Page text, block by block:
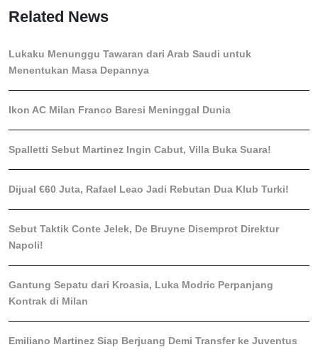
Related News
Lukaku Menunggu Tawaran dari Arab Saudi untuk
Menentukan Masa Depannya
Ikon AC Milan Franco Baresi Meninggal Dunia
Spalletti Sebut Martinez Ingin Cabut, Villa Buka Suara!
Dijual €60 Juta, Rafael Leao Jadi Rebutan Dua Klub Turki!
Sebut Taktik Conte Jelek, De Bruyne Disemprot Direktur
Napoli!
Gantung Sepatu dari Kroasia, Luka Modric Perpanjang
Kontrak di Milan
Emiliano Martinez Siap Berjuang Demi Transfer ke Juventus